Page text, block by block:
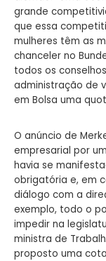
grande
que essa
mulheres têm as
chanceler no
todos os
administração de
em Bolsa uma
O anúncio de
empresarial por
havia se
obrigatória e, em
diálogo com a
exemplo, todo o
impedir na
ministra de
proposto uma